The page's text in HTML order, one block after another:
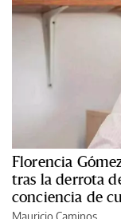
Florencia
tras la derrota
conciencia de
Mauricio Caminos